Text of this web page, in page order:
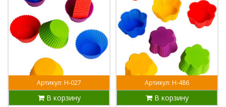
Артикул: Н-027
В корзину
Артикул: Н-486
В корзину